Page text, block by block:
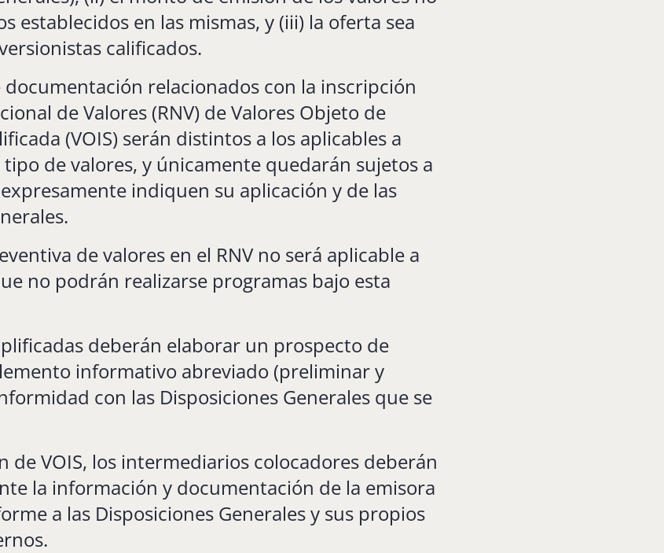
establecidos en las mismas, y (iii) la oferta sea
calificados.
documentación relacionados con la inscripción
de Valores (RNV) de Valores Objeto de
(VOIS) serán distintos a los aplicables a
de valores, y únicamente quedarán sujetos a
indiquen su aplicación y de las
de valores en el RNV no será aplicable a
no podrán realizarse programas bajo esta
deberán elaborar un prospecto de
informativo abreviado (preliminar y
con las Disposiciones Generales que se
de VOIS, los intermediarios colocadores deberán
la información y documentación de la emisora
a las Disposiciones Generales y sus propios